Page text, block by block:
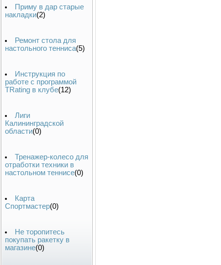
Приму в дар старые
накладки(2)
Ремонт стола для
настольного тенниса(5)
Инструкция по
работе с программой
TRating в клубе(12)
Лиги
Калининградской
области(0)
Тренажер-колесо для
отработки техники в
настольном теннисе(0)
Карта
Спортмастер(0)
Не торопитесь
покупать ракетку в
магазине(0)